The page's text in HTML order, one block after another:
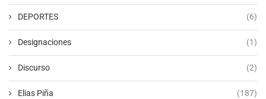
DEPORTES (6)
Designaciones (1)
Discurso (2)
Elias Piña (187)